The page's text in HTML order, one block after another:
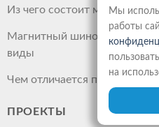
Из чего состоит магнитный
Магнитный шинопровод: что
виды
Чем отличается прожектор
ПРОЕКТЫ
Мы
работы
на